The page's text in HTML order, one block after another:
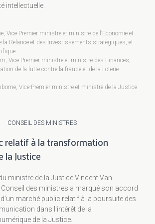
intellectuelle.
Vice-Premier ministre et ministre de l’Economie et
la Relance et des Investissements stratégiques, et
Vice-Premier ministre et ministre des Finances,
de la lutte contre la fraude et de la Loterie
Vice-Premier ministre et ministre de la Justice
CONSEIL DES MINISTRES
relatif à la transformation
la Justice
ministre de la Justice Vincent Van
Conseil des ministres a marqué son accord
marché public relatif à la poursuite des
dans l'intérêt de la
de la Justice.